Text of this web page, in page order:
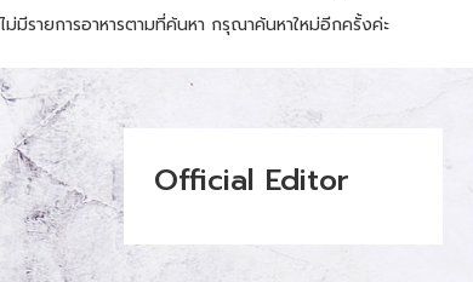
ไม่มีรายการอาหารตามที่ค้นหา กรุณาค้นหาใหม่อีกครั้งค่ะ
Official Editor